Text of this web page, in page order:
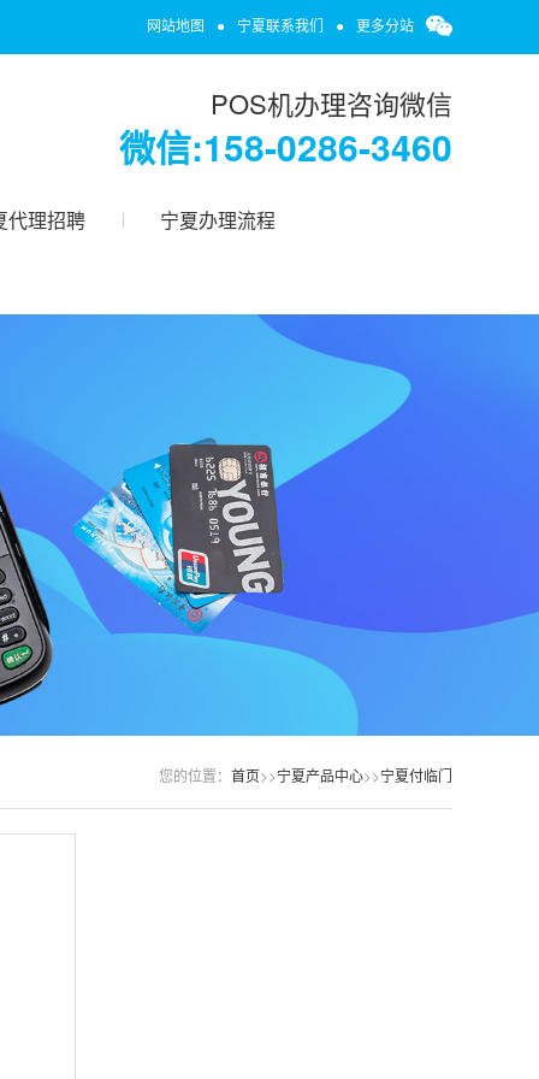
网站地图 ● 宁夏联系我们 ● 更多分站
POS机办理咨询微信
微信:158-0286-3460
代理招聘 宁夏办理流程
您的位置： 首页>>宁夏产品中心>>宁夏付临门